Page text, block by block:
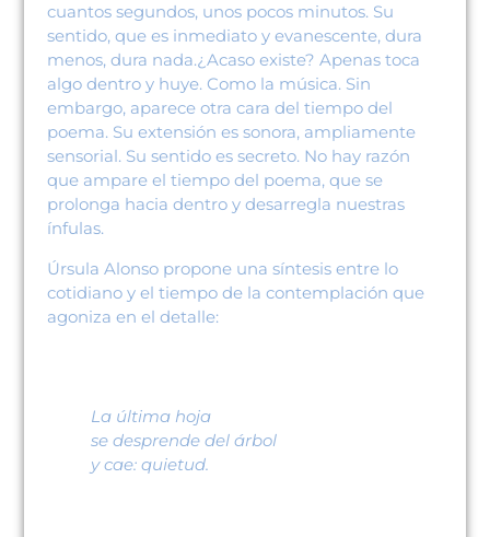
cuantos segundos, unos pocos minutos. Su
sentido, que es inmediato y evanescente, dura
menos, dura nada.¿Acaso existe? Apenas toca
algo dentro y huye. Como la música. Sin
embargo, aparece otra cara del tiempo del
poema. Su extensión es sonora, ampliamente
sensorial. Su sentido es secreto. No hay razón
que ampare el tiempo del poema, que se
prolonga hacia dentro y desarregla nuestras
ínfulas.
Úrsula Alonso propone una síntesis entre lo
cotidiano y el tiempo de la contemplación que
agoniza en el detalle:
La última hoja
se desprende del árbol
y cae: quietud.